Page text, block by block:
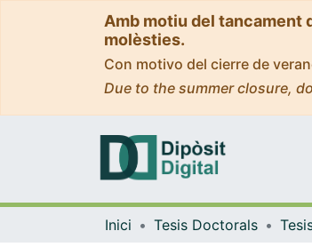
Amb motiu del tancament
molèsties.
Con motivo del cierre de
Due to the summer closure,
Inici Tesis Doctorals